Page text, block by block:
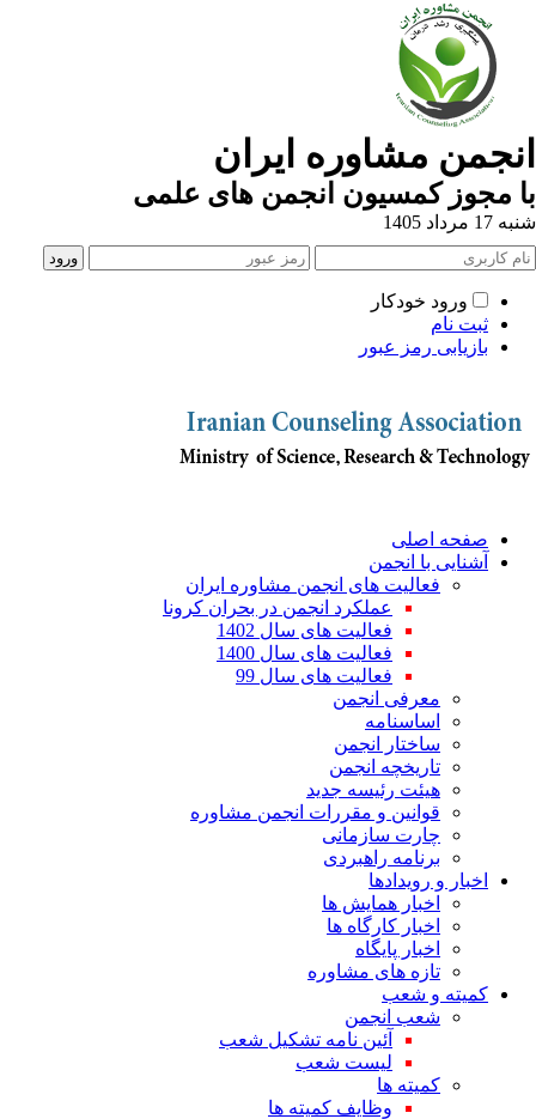
مشاوره ایران
مجوز کمسیون انجمن های علمی
مرداد 1405
ورود خودکار
ثبت نام
بازیابی رمز عبور
صفحه اصلی
آشنایی با انجمن
فعالیت های انجمن مشاوره ایران
عملکرد انجمن در بحران کرونا
فعالیت های سال 1402
فعالیت های سال 1400
فعالیت های سال 99
معرفی انجمن
اساسنامه
ساختار انجمن
تاریخچه انجمن
هیئت رئیسه جدید
قوانین و مقررات انجمن مشاوره
چارت سازمانی
برنامه راهبردی
اخبار و رویدادها
اخبار همایش ها
اخبار کارگاه ها
اخبار پایگاه
تازه های مشاوره
کمیته و شعب
شعب انجمن
آئین نامه تشکیل شعب
لیست شعب
کمیته ها
وظایف کمیته ها